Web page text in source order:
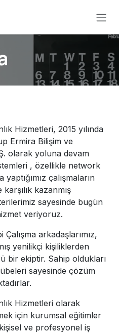
Hizmetleri, 2015 yılında
Ermira Bilişim ve
olarak yoluna devam
, özellikle network
çalışmaların
kazanmış
sayesinde bugün
veriyoruz.
Çalışma arkadaşlarımız,
yenilikçi kişiliklerden
bir ekiptir. Sahip oldukları
sayesinde çözüm
Hizmetleri olarak
için kurumsal eğitimler
ve profesyonel iş